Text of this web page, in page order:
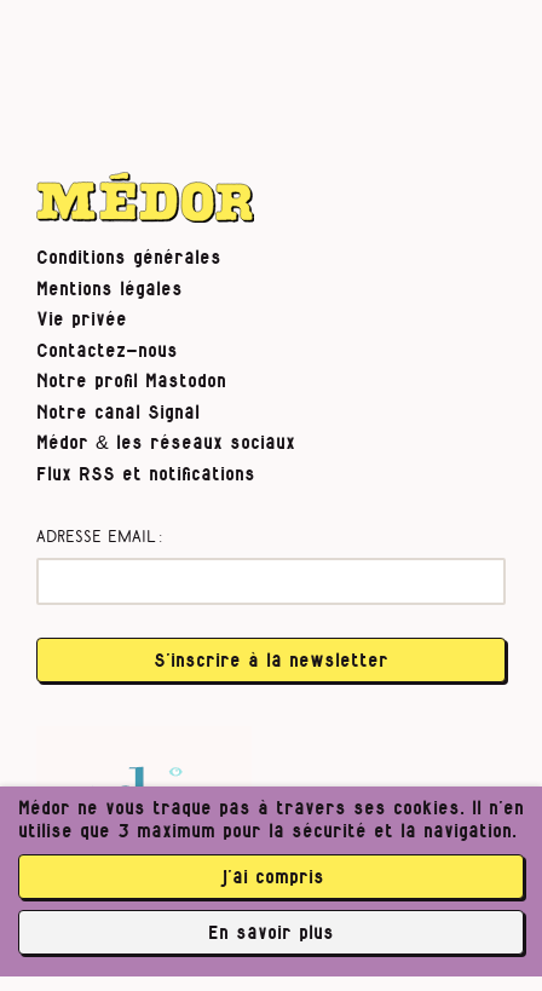
Conditions générales
Mentions légales
Vie privée
Contactez-nous
Notre profil Mastodon
Notre canal Signal
Médor & les réseaux sociaux
Flux RSS et notifications
Adresse email :
S’inscrire à la newsletter
Médor ne vous traque pas à travers ses cookies. Il n’en
utilise que 3 maximum pour la sécurité et la navigation.
j’ai compris
En savoir plus